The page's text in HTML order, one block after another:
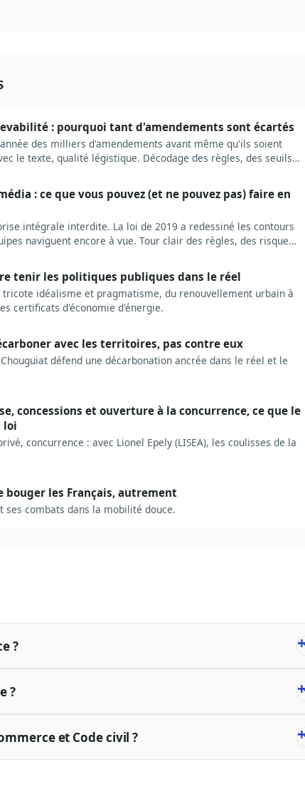
: pourquoi tant d'amendements sont écartés
des milliers d'amendements avant même qu'ils soient
le texte, qualité légistique. Décodage des règles, des seuils
: ce que vous pouvez (et ne pouvez pas) faire en
intégrale interdite. La loi de 2019 a redessiné les contours
naviguent encore à vue. Tour clair des règles, des risques
tenir les politiques publiques dans le réel
tricote idéalisme et pragmatisme, du renouvellement urbain à
certificats d'économie d'énergie.
avec les territoires, pas contre eux
défend une décarbonation ancrée dans le réel et le
concessions et ouverture à la concurrence, ce que le
loi
concurrence : avec Lionel Epely (LISEA), les coulisses de la
les Français, autrement
ses combats dans la mobilité douce.
?
?
et Code civil ?